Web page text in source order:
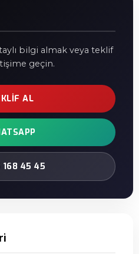
bilgi almak veya teklif
geçin.
AL
45 45